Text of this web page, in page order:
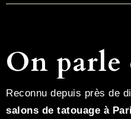
On parle
Reconnu depuis près de
salons de tatouage à